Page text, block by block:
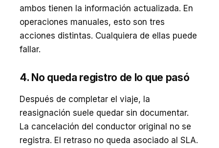
ambos tienen la información actualizada. En
operaciones manuales, esto son tres
acciones distintas. Cualquiera de ellas puede
fallar.
4. No queda registro de lo que pasó
Después de completar el viaje, la
reasignación suele quedar sin documentar.
La cancelación del conductor original no se
registra. El retraso no queda asociado al SLA.